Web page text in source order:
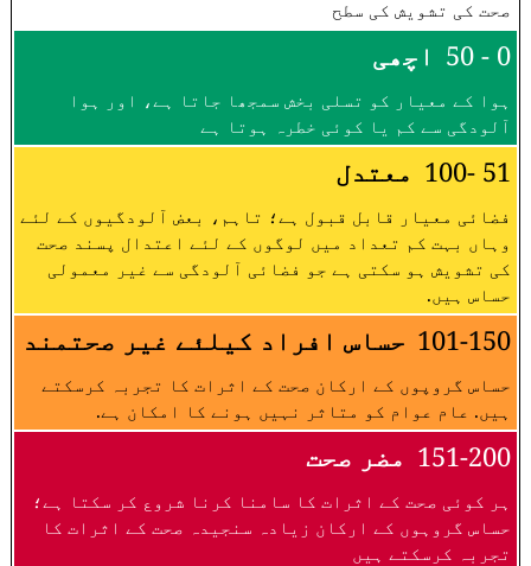
صحت کی تشویش کی سطح
0 - 50 اچھی
ہوا کے معیار کو تسلی بخش سمجھا جاتا ہے، اور ہوا
آلودگی سے کم یا کوئی خطرہ ہوتا ہے
51 -100 معتدل
فضائی معیار قابل قبول ہے؛ تاہم، بعض آلودگیوں کے لئے
وہاں بہت کم تعداد میں لوگوں کے لئے اعتدال پسند صحت
کی تشویش ہو سکتی ہے جو فضائی آلودگی سے غیر معمولی
حساس ہیں.
101-150 حساس افراد کیلئے غیر صحتمند
حساس گروپوں کے ارکان صحت کے اثرات کا تجربہ کرسکتے
ہیں. عام عوام کو متاثر نہیں ہونے کا امکان ہے.
151-200 مضر صحت
ہر کوئی صحت کے اثرات کا سامنا کرنا شروع کر سکتا ہے؛
حساس گروہوں کے ارکان زیادہ سنجیدہ صحت کے اثرات کا
تجربہ کرسکتے ہیں